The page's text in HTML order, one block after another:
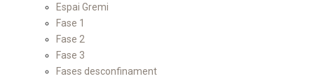
Espai Gremi
Fase 1
Fase 2
Fase 3
Fases desconfinament